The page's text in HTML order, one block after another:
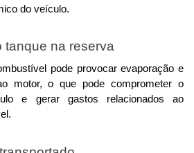
do veículo.
tanque na reserva
pode provocar evaporação e
motor, o que pode comprometer o
e gerar gastos relacionados ao